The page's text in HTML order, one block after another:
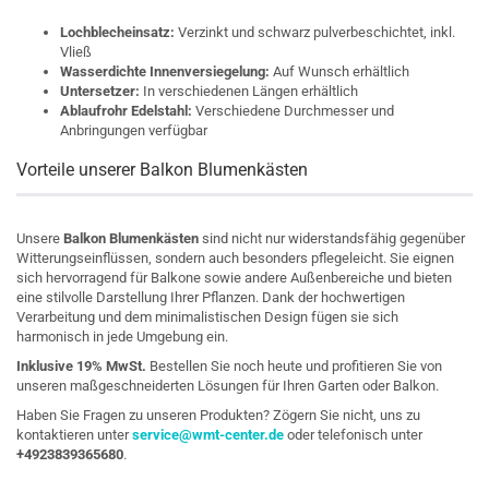
Lochblecheinsatz: Verzinkt und schwarz pulverbeschichtet, inkl.
Vließ
Wasserdichte Innenversiegelung: Auf Wunsch erhältlich
Untersetzer: In verschiedenen Längen erhältlich
Ablaufrohr Edelstahl: Verschiedene Durchmesser und
Anbringungen verfügbar
Vorteile unserer Balkon Blumenkästen
Unsere Balkon Blumenkästen sind nicht nur widerstandsfähig gegenüber
Witterungseinflüssen, sondern auch besonders pflegeleicht. Sie eignen
sich hervorragend für Balkone sowie andere Außenbereiche und bieten
eine stilvolle Darstellung Ihrer Pflanzen. Dank der hochwertigen
Verarbeitung und dem minimalistischen Design fügen sie sich
harmonisch in jede Umgebung ein.
Inklusive 19% MwSt. Bestellen Sie noch heute und profitieren Sie von
unseren maßgeschneiderten Lösungen für Ihren Garten oder Balkon.
Haben Sie Fragen zu unseren Produkten? Zögern Sie nicht, uns zu
kontaktieren unter service@wmt-center.de
oder telefonisch unter
+4923839365680.